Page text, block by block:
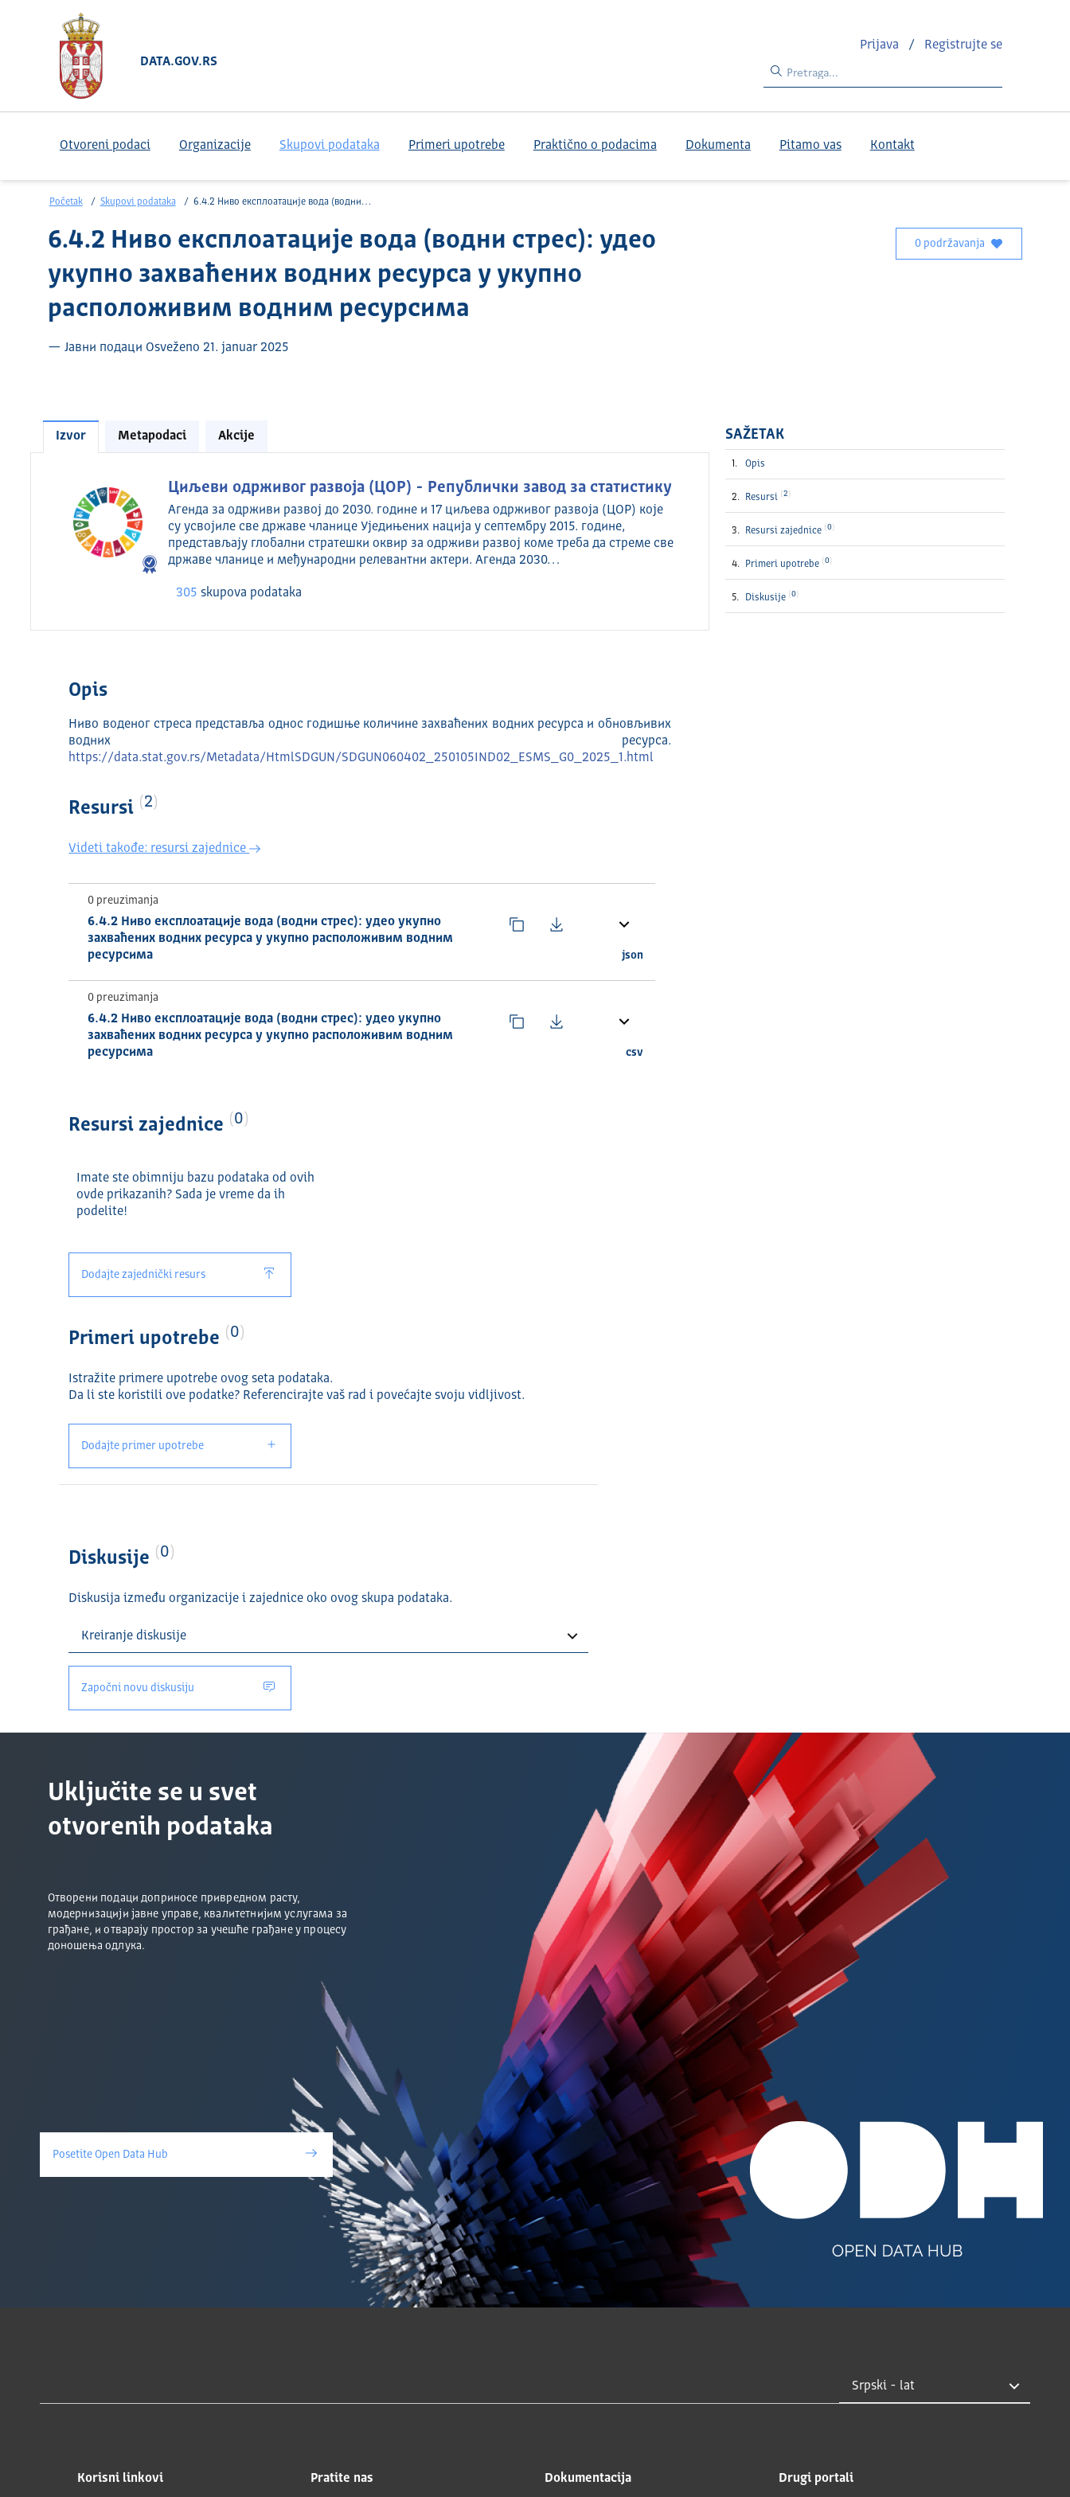
DATA.GOV.RS
Prijava / Registrujte se
Otvoreni podaci Organizacije Skupovi podataka Primeri upotrebe Praktično o podacima Dokumenta Pitamo vas Kontakt
Početak Skupovi podataka 6.4.2 Ниво експлоатације вода (водни стрес): удео укупно захваћених водних ресурса у укупно расположивим водним ресурсима
6.4.2 Ниво експлоатације вода (водни стрес): удео
укупно захваћених водних ресурса у укупно
расположивим водним ресурсима
— Јавни подаци Osveženo 21. januar 2025
0 podržavanja
Izvor Metapodaci Akcije
Циљеви одрживог развоја (ЦОР) - Републички завод за статистику
Агенда за одрживи развој до 2030. године и 17 циљева одрживог развоја (ЦОР) које
су усвојиле све државе чланице Уједињених нација у септембру 2015. године,
представљају глобални стратешки оквир за одрживи развој коме треба да стреме све
државе чланице и међународни релевантни актери. Агенда 2030…
305 skupova podataka
Opis
Ниво воденог стреса представља однос годишње количине захваћених водних ресурса и обновљивих
водних ресурса.
https://data.stat.gov.rs/Metadata/HtmlSDGUN/SDGUN060402_250105IND02_ESMS_G0_2025_1.html
Resursi 2
Videti takođe: resursi zajednice
0 preuzimanja
6.4.2 Ниво експлоатације вода (водни стрес): удео укупно
захваћених водних ресурса у укупно расположивим водним
ресурсима
json
0 preuzimanja
6.4.2 Ниво експлоатације вода (водни стрес): удео укупно
захваћених водних ресурса у укупно расположивим водним
ресурсима
csv
Resursi zajednice 0
Imate ste obimniju bazu podataka od ovih
ovde prikazanih? Sada je vreme da ih
podelite!
Dodajte zajednički resurs
Primeri upotrebe 0
Istražite primere upotrebe ovog seta podataka.
Da li ste koristili ove podatke? Referencirajte vaš rad i povećajte svoju vidlјivost.
Dodajte primer upotrebe
Diskusije 0
Diskusija između organizacije i zajednice oko ovog skupa podataka.
Započni novu diskusiju
SAŽETAK
Opis
Resursi 2
Resursi zajednice 0
Primeri upotrebe 0
Diskusije 0
Uključite se u svet
otvorenih podataka
Отворени подаци доприносе привредном расту,
модернизацији јавне управе, квалитетнијим услугама за
грађане, и отварају простор за учешће грађане у процесу
доношења одлука.
Posetite Open Data Hub
Korisni linkovi Pratite nas Dokumentacija Drugi portali